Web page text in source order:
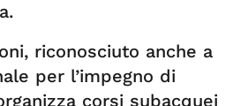
riconosciuto anche a
per l’impegno di
corsi subacquei